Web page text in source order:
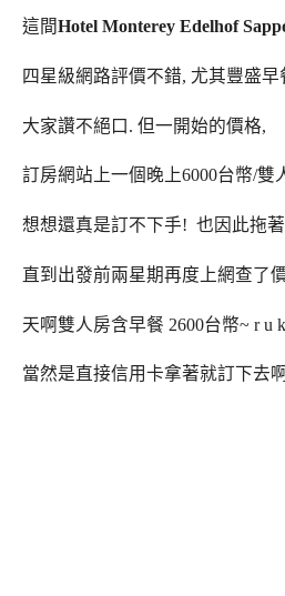
這間Hotel Monterey Edelhof
四星級網路評價不錯, 尤其豐盛早
大家讚不絕口. 但一開始的價格,
訂房網站上一個晚上6000台幣/雙
想想還真是訂不下手! 也因此拖
直到出發前兩星期再度上網查了
天啊雙人房含早餐 2600台幣~ r u
當然是直接信用卡拿著就訂下去